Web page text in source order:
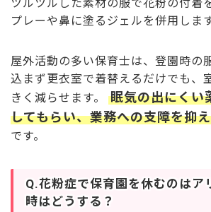
ツルツルした素材の服で花粉の付着
プレーや鼻に塗るジェルを併用します
屋外活動の多い保育士は、登園時の
込まず更衣室で着替えるだけでも、
きく減らせます。
眠気の出にくい
してもらい、業務への支障を抑
です。
Q.花粉症で保育園を休むのはア
時はどうする？